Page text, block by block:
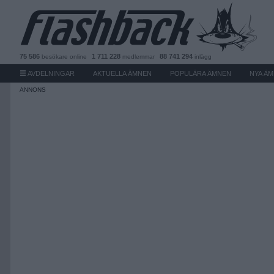
75 586 besökare online 1 711 228 medlemmar 88 741 294 inlägg
AVDELNINGAR AKTUELLA ÄMNEN POPULÄRA ÄMNEN NYA